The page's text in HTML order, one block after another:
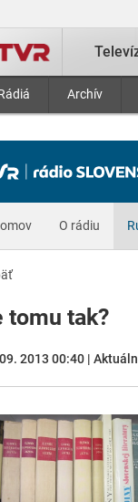
Archív
O rádiu
tomu tak?
2013 00:40 |